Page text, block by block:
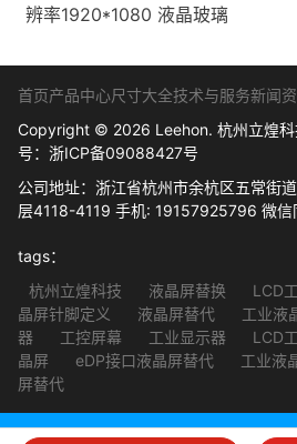
辨率1920*1080 液晶玻璃
首页产品中心尺寸大全技术与服务新闻
Copyright © 2026 Leehon. 杭州立煌科
号： 浙ICP备09088427号
公司地址：浙江省杭州市余杭区五常街
层4118-4119 手机: 19157925796 微
tags：
杭州立煌科技
液晶屏替换 LCD
晶屏针脚定义
液晶屏替代 工业液
器
工控屏幕 工业显示器 LCD
晶屏
eDP接口液晶屏替代 工业液
屏替代